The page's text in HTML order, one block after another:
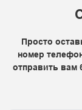
Просто
номер
отправить вам